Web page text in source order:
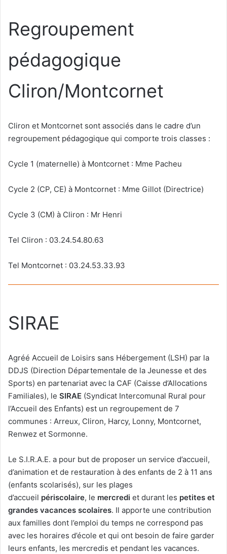
Regroupement
pédagogique
Cliron/Montcornet
Cliron et Montcornet sont associés dans le cadre d’un
regroupement pédagogique qui comporte trois classes :
Cycle 1 (maternelle) à Montcornet : Mme Pacheu
Cycle 2 (CP, CE) à Montcornet : Mme Gillot (Directrice)
Cycle 3 (CM) à Cliron : Mr Henri
Tel Cliron : 03.24.54.80.63
Tel Montcornet : 03.24.53.33.93
SIRAE
Agréé Accueil de Loisirs sans Hébergement (LSH) par la
DDJS (Direction Départementale de la Jeunesse et des
Sports) en partenariat avec la CAF (Caisse d’Allocations
Familiales), le SIRAE (Syndicat Intercomunal Rural pour
l’Accueil des Enfants) est un regroupement de 7
communes : Arreux, Cliron, Harcy, Lonny, Montcornet,
Renwez et Sormonne.
Le S.I.R.A.E. a pour but de proposer un service d’accueil,
d’animation et de restauration à des enfants de 2 à 11 ans
(enfants scolarisés), sur les plages
d’accueil périscolaire, le mercredi et durant les petites et
grandes vacances scolaires. Il apporte une contribution
aux familles dont l’emploi du temps ne correspond pas
avec les horaires d’école et qui ont besoin de faire garder
leurs enfants, les mercredis et pendant les vacances.